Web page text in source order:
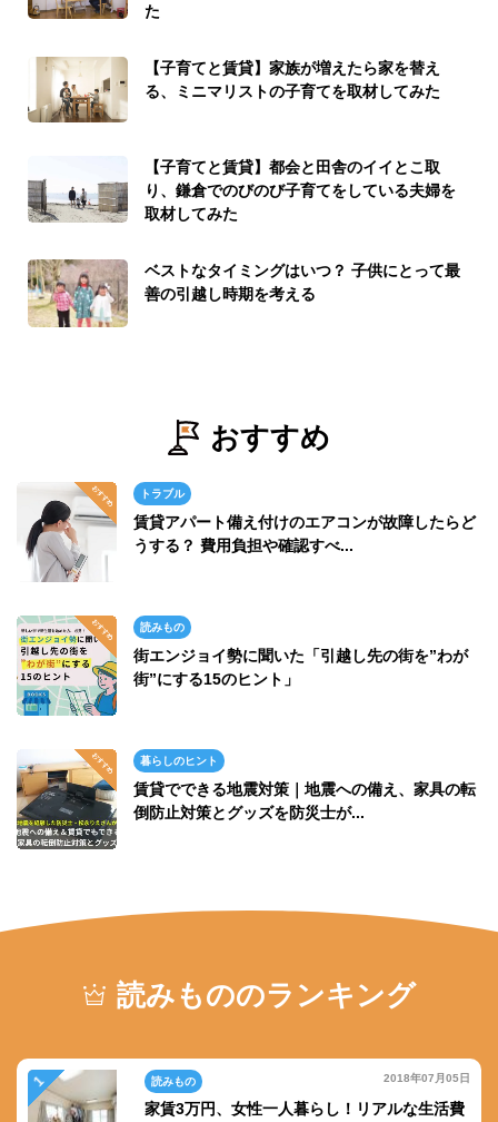
た
【子育てと賃貸】家族が増えたら家を替え
る、ミニマリストの子育てを取材してみた
【子育てと賃貸】都会と田舎のイイとこ取
り、鎌倉でのびのび子育てをしている夫婦を
取材してみた
ベストなタイミングはいつ？ 子供にとって最
善の引越し時期を考える
おすすめ
トラブル
賃貸アパート備え付けのエアコンが故障したらど
うする？ 費用負担や確認すべ...
読みもの
街エンジョイ勢に聞いた「引越し先の街を”わが
街”にする15のヒント」
暮らしのヒント
賃貸でできる地震対策｜地震への備え、家具の転
倒防止対策とグッズを防災士が...
読みもののランキング
読みもの 2018年07月05日
家賃3万円、女性一人暮らし！リアルな生活費